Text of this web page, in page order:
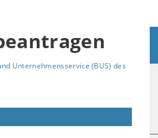
Unternehmensservice (BUS) des